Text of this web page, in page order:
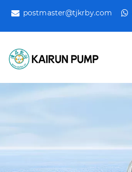
postmaster@tjkrby.com